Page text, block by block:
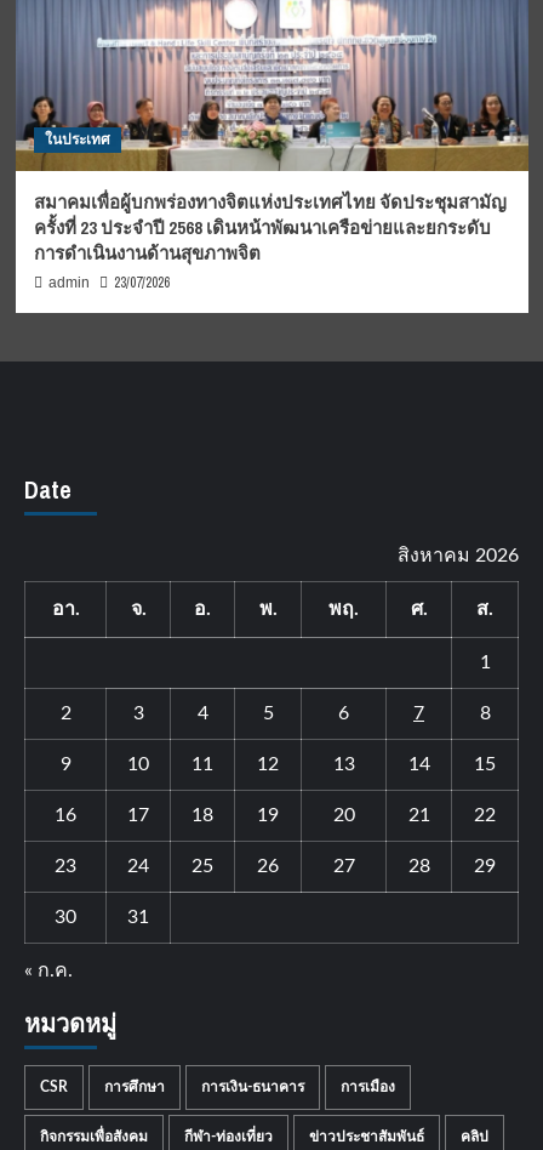
ในประเทศ
สมาคมเพื่อผู้บกพร่องทางจิตแห่งประเทศไทย จัดประชุมสามัญ
ครั้งที่ 23 ประจำปี 2568 เดินหน้าพัฒนาเครือข่ายและยกระดับ
การดำเนินงานด้านสุขภาพจิต
admin 23/07/2026
Date
สิงหาคม 2026
อา. จ. อ. พ. พฤ. ศ. ส.
1
2 3 4 5 6 7 8
9 10 11 12 13 14 15
16 17 18 19 20 21 22
23 24 25 26 27 28 29
30 31
« ก.ค.
หมวดหมู่
CSR การศึกษา การเงิน-ธนาคาร การเมือง
กิจกรรมเพื่อสังคม กีฬา-ท่องเที่ยว ข่าวประชาสัมพันธ์ คลิป